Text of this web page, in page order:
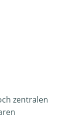
zentralen